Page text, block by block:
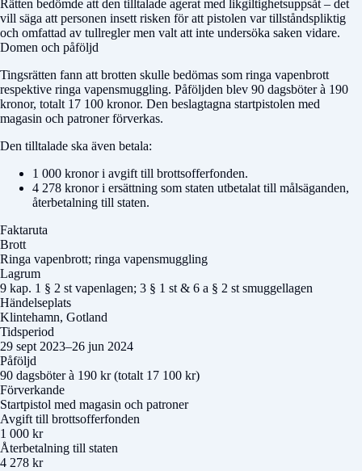
Rätten bedömde att den tilltalade agerat med likgiltighetsuppsåt – det
vill säga att personen insett risken för att pistolen var tillståndspliktig
och omfattad av tullregler men valt att inte undersöka saken vidare.
Domen och påföljd
Tingsrätten fann att brotten skulle bedömas som ringa vapenbrott
respektive ringa vapensmuggling. Påföljden blev 90 dagsböter à 190
kronor, totalt 17 100 kronor. Den beslagtagna startpistolen med
magasin och patroner förverkas.
Den tilltalade ska även betala:
1 000 kronor i avgift till brottsofferfonden.
4 278 kronor i ersättning som staten utbetalat till målsäganden,
återbetalning till staten.
Faktaruta
Brott
Ringa vapenbrott; ringa vapensmuggling
Lagrum
9 kap. 1 § 2 st vapenlagen; 3 § 1 st & 6 a § 2 st smuggellagen
Händelseplats
Klintehamn, Gotland
Tidsperiod
29 sept 2023–26 jun 2024
Påföljd
90 dagsböter à 190 kr (totalt 17 100 kr)
Förverkande
Startpistol med magasin och patroner
Avgift till brottsofferfonden
1 000 kr
Återbetalning till staten
4 278 kr